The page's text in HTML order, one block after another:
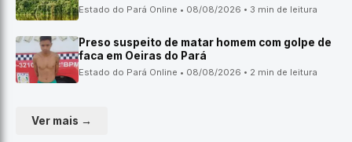
Estado do Pará Online • 08/08/2026 • 3 min de leitura
Preso suspeito de matar homem com golpe de
faca em Oeiras do Pará
Estado do Pará Online • 08/08/2026 • 2 min de leitura
Ver mais →